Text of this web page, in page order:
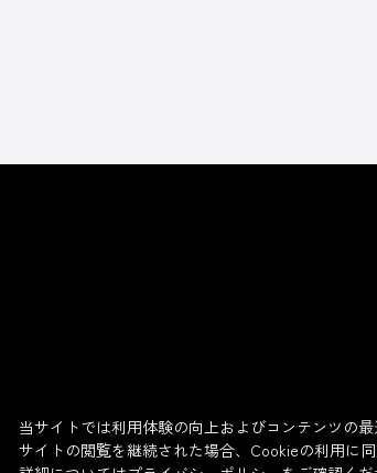
当サイトでは利用体験の向上およびコンテンツの
サイトの閲覧を継続された場合、Cookieの利用に